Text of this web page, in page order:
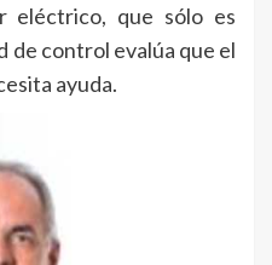
eléctrico, que sólo es
de control evalúa que el
ayuda.